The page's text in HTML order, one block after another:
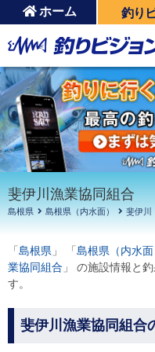
ホーム 釣り
斐伊川漁業協同組合
島根県 島根県（内水面） 斐伊川
「 島根県 」 「 島根県（内水面
業協同組合 」 の施設情報と
す。
斐伊川漁業協同組合
周辺の施設を見る